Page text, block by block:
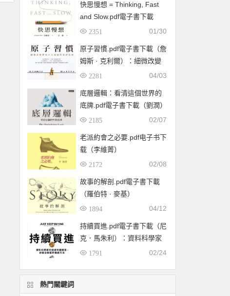
快思慢想 = Thinking, Fast
and Slow.pdf電子書下載
（康納曼 (Daniel
2351 01/30
原子習慣.pdf電子書下載（詹
姆斯 · 克利爾）：細微改變
帶來巨大成就的實證法則
2281 04/03
底層邏輯：看清這個世界的
底牌.pdf電子書下載（劉潤）
2185 02/07
老派約會之必要.pdf电子书下
载（李維菁）
2172 02/08
故事的解剖.pdf電子書下載
（羅伯特 · 麥基）
1894 04/12
持續買進.pdf電子書下載（尼
克．馬朱利）：資料科學家
的投資終極解答，存錢及致
1791 02/24
熱門關鍵詞